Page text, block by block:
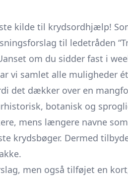
kilde til krydsordhjælp!
til ledetråden
om du sidder fast i
vi samlet alle muligheder
det dækker over en
botanisk og
mens længere navne
krydsbøger. Dermed
men også tilføjet en